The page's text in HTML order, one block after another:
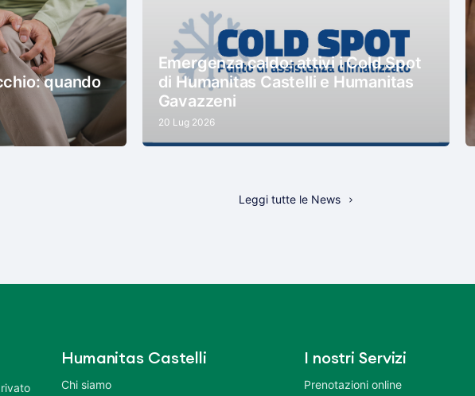
quando
Emergenza caldo: attivi i Cold Spot
di Humanitas Castelli e Humanitas
Gavazzeni
20 Lug 2026
Leggi tutte le News
Humanitas Castelli
Chi siamo
I nostri Servizi
Prenotazioni online